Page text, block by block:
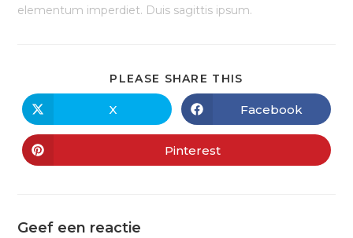
elementum imperdiet. Duis sagittis ipsum.
PLEASE SHARE THIS
X Facebook
Pinterest
Geef een reactie